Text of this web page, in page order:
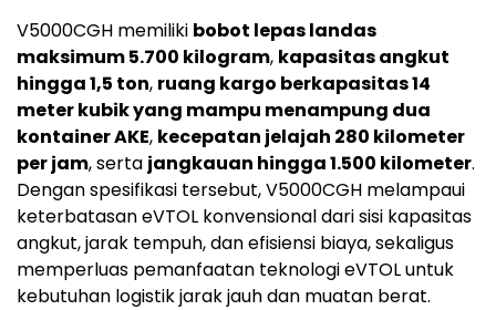
V5000CGH memiliki bobot lepas landas
maksimum 5.700 kilogram, kapasitas angkut
hingga 1,5 ton, ruang kargo berkapasitas 14
meter kubik yang mampu menampung dua
kontainer AKE, kecepatan jelajah 280 kilometer
per jam, serta jangkauan hingga 1.500 kilometer.
Dengan spesifikasi tersebut, V5000CGH melampaui
keterbatasan eVTOL konvensional dari sisi kapasitas
angkut, jarak tempuh, dan efisiensi biaya, sekaligus
memperluas pemanfaatan teknologi eVTOL untuk
kebutuhan logistik jarak jauh dan muatan berat.